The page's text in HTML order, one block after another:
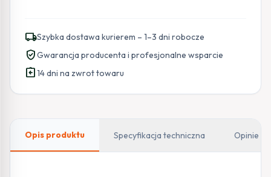
local_shippingSzybka dostawa kurierem – 1–3 dni robocze
verified_userGwarancja producenta i profesjonalne wsparcie
assignment_return14 dni na zwrot towaru
Opis produktu Specyfikacja techniczna Opinie